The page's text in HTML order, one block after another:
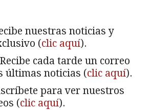
nuestras noticias y
(clic aquí).
Recibe cada tarde un correo
últimas noticias (clic aquí).
para ver nuestros
(clic aquí).